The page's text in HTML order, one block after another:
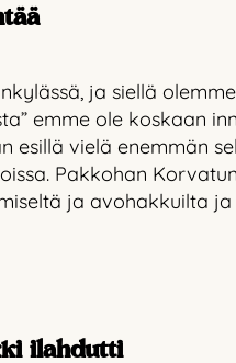
ja siellä
emme ole koskaan
esillä vielä enemmän
Pakkohan
ja avohakkuilta
ilahdutti